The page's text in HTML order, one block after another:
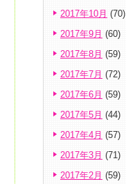
2017年10月 (70)
2017年9月 (60)
2017年8月 (59)
2017年7月 (72)
2017年6月 (59)
2017年5月 (44)
2017年4月 (57)
2017年3月 (71)
2017年2月 (59)